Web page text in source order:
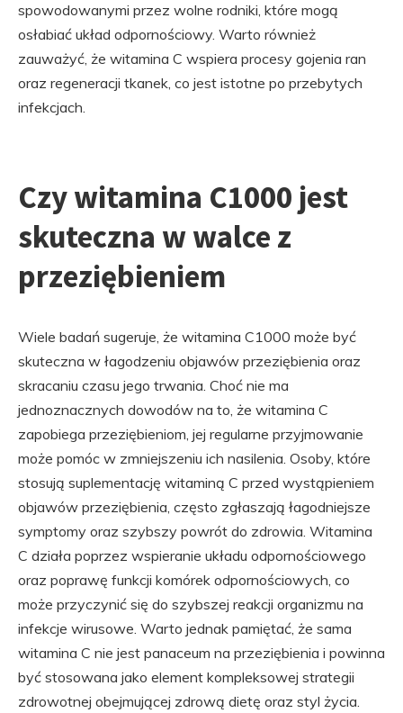
spowodowanymi przez wolne rodniki, które mogą
osłabiać układ odpornościowy. Warto również
zauważyć, że witamina C wspiera procesy gojenia ran
oraz regeneracji tkanek, co jest istotne po przebytych
infekcjach.
Czy witamina C1000 jest
skuteczna w walce z
przeziębieniem
Wiele badań sugeruje, że witamina C1000 może być
skuteczna w łagodzeniu objawów przeziębienia oraz
skracaniu czasu jego trwania. Choć nie ma
jednoznacznych dowodów na to, że witamina C
zapobiega przeziębieniom, jej regularne przyjmowanie
może pomóc w zmniejszeniu ich nasilenia. Osoby, które
stosują suplementację witaminą C przed wystąpieniem
objawów przeziębienia, często zgłaszają łagodniejsze
symptomy oraz szybszy powrót do zdrowia. Witamina
C działa poprzez wspieranie układu odpornościowego
oraz poprawę funkcji komórek odpornościowych, co
może przyczynić się do szybszej reakcji organizmu na
infekcje wirusowe. Warto jednak pamiętać, że sama
witamina C nie jest panaceum na przeziębienia i powinna
być stosowana jako element kompleksowej strategii
zdrowotnej obejmującej zdrową dietę oraz styl życia.